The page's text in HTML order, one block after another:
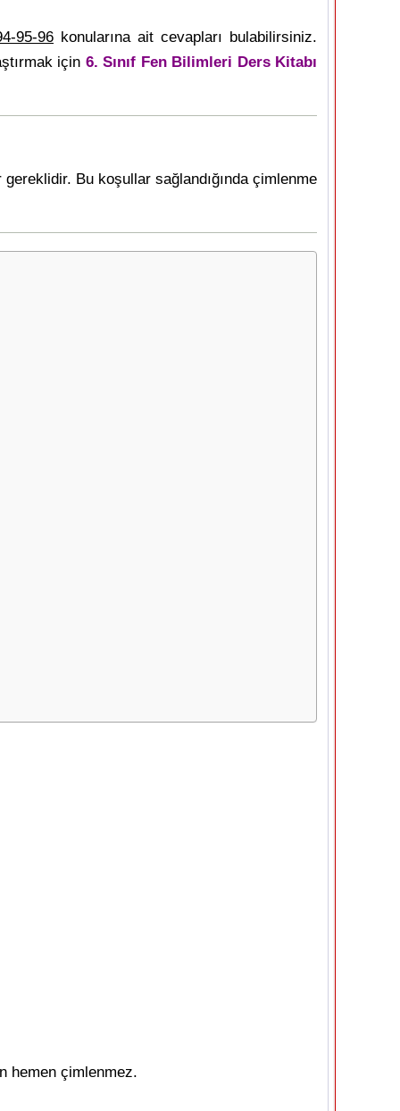
95-96 konularına ait cevapları bulabilirsiniz.
için 6. Sınıf Fen Bilimleri Ders Kitabı
Bu koşullar sağlandığında çimlenme
hemen çimlenmez.